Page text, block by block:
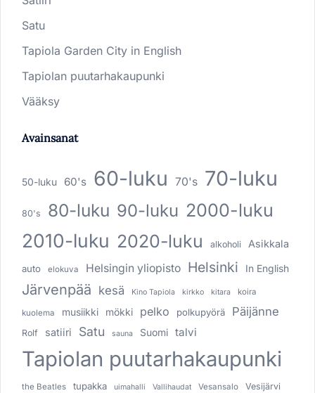
Satu
Tapiola Garden City in English
Tapiolan puutarhakaupunki
Vääksy
Avainsanat
50-luku 60's 60-luku 70's 70-luku
80's 80-luku 90-luku 2000-luku
2010-luku 2020-luku alkoholi Asikkala
auto elokuva Helsingin yliopisto Helsinki In English
Järvenpää kesä Kino Tapiola kirkko kitara koira
kuolema musiikki mökki pelko polkupyörä Päijänne
Rolf satiiri Satu sauna Suomi talvi
Tapiolan puutarhakaupunki
the Beatles tupakka uimahalli Vallihaudat Vesansalo Vesijärvi